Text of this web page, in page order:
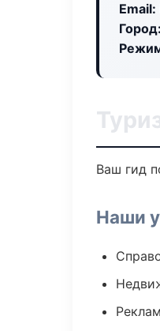
Email:
Город:
Ваш гид
Наши